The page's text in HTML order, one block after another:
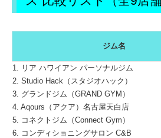
ジム名
1. リア ハワイアン パーソナルジム
2. Studio Hack（スタジオハック）
3. グランドジム（GRAND GYM）
4. Aqours（アクア）名古屋天白店
5. コネクトジム（Connect Gym）
6. コンディショニングサロン C&B